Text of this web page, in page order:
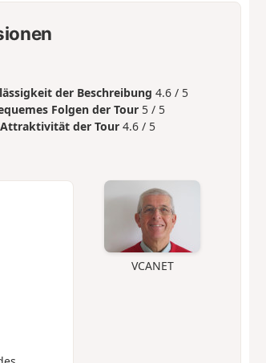
der Beschreibung 4.6 / 5
Folgen der Tour 5 / 5
Attraktivität der Tour 4.6 / 5
VCANET